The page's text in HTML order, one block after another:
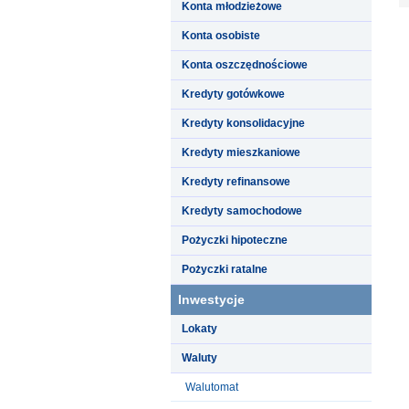
Konta młodzieżowe
Konta osobiste
Konta oszczędnościowe
Kredyty gotówkowe
Kredyty konsolidacyjne
Kredyty mieszkaniowe
Kredyty refinansowe
Kredyty samochodowe
Pożyczki hipoteczne
Pożyczki ratalne
Inwestycje
Lokaty
Waluty
Walutomat